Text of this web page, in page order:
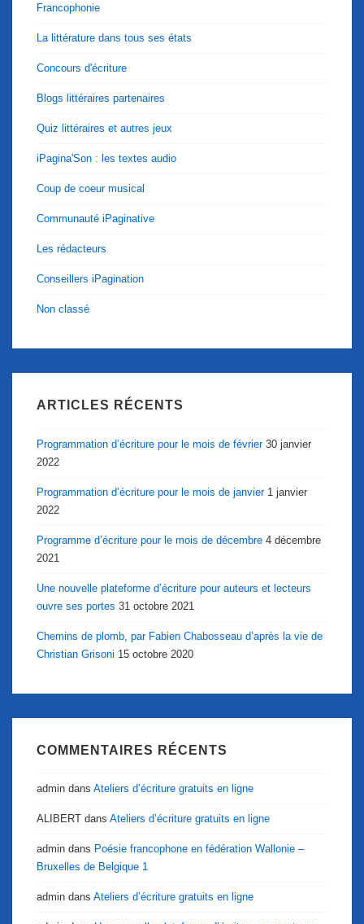
Francophonie
La littérature dans tous ses états
Concours d'écriture
Blogs littéraires partenaires
Quiz littéraires et autres jeux
iPagina'Son : les textes audio
Coup de coeur musical
Communauté iPaginative
Les rédacteurs
Conseillers iPagination
Non classé
ARTICLES RÉCENTS
Programmation d’écriture pour le mois de février 30 janvier
2022
Programmation d’écriture pour le mois de janvier 1 janvier
2022
Programme d’écriture pour le mois de décembre 4 décembre
2021
Une nouvelle plateforme d’écriture pour auteurs et lecteurs
ouvre ses portes 31 octobre 2021
Chemins de plomb, par Fabien Chabosseau d’après la vie de
Christian Grisoni 15 octobre 2020
COMMENTAIRES RÉCENTS
admin dans Ateliers d’écriture gratuits en ligne
ALIBERT dans Ateliers d’écriture gratuits en ligne
admin dans Poésie francophone en fédération Wallonie –
Bruxelles de Belgique 1
admin dans Ateliers d’écriture gratuits en ligne